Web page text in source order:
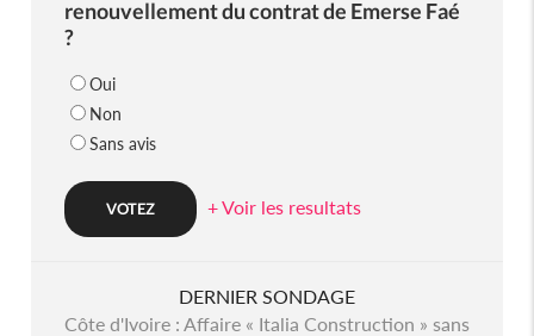
renouvellement du contrat de Emerse Faé
?
Oui
Non
Sans avis
+ Voir les resultats
DERNIER SONDAGE
Côte d'Ivoire : Affaire « Italia Construction » sans